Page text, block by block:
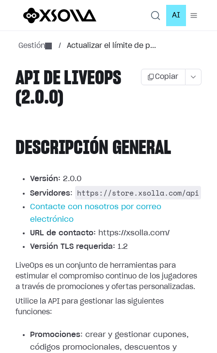
AI
Gestión / Actualizar el límite de p...
API DE LIVEOPS
(2.0.0)
Copiar
DESCRIPCIÓN GENERAL
Versión: 2.0.0
Servidores: https://store.xsolla.com/api
Contacte con nosotros por correo
electrónico
URL de contacto: https://xsolla.com/
Versión TLS requerida: 1.2
LiveOps es un conjunto de herramientas para
estimular el compromiso continuo de los jugadores
a través de promociones y ofertas personalizadas.
Utilice la API para gestionar las siguientes
funciones:
Promociones: crear y gestionar cupones,
códigos promocionales, descuentos y